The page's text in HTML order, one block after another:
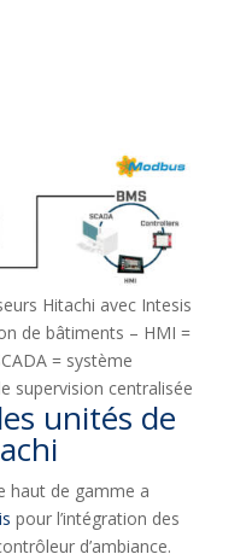
Hitachi avec Intesis
de bâtiments – HMI =
= système
supervision centralisée
unités de
haut de gamme a
pour l’intégration des
d’ambiance.